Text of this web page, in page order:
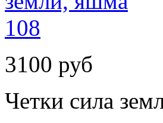
3100 руб
Четки сила